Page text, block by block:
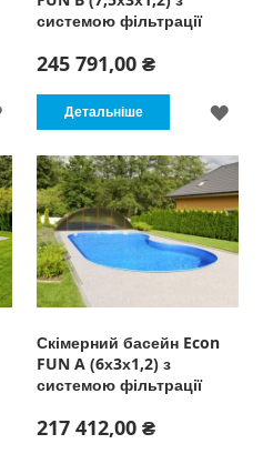
ДОДАТИ
СПИСКУ
БАЖАНЬ
системою фільтрації
245 791,00 ₴
Детальніше
Скімерний басейн Econ
FUN A (6х3х1,2) з
системою фільтрації
217 412,00 ₴